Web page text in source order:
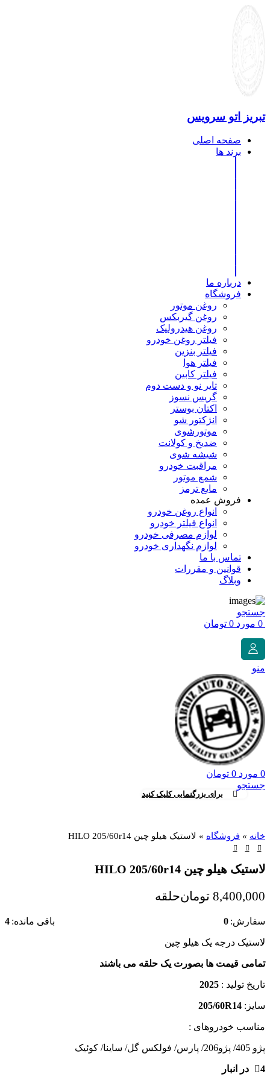
تبریز اتو سرویس
صفحه اصلی
برند ها
درباره ما
فروشگاه
روغن موتور
روغن گیربکس
روغن هیدرولیک
فیلتر روغن خودرو
فیلتر بنزین
فیلتر هوا
فیلتر کابین
تایر نو و دست دوم
گریس نسوز
اکتان بوستر
انژکتور شو
موتورشوی
ضدیخ و کولانت
شیشه شوی
مراقبت خودرو
شمع موتور
مایع ترمز
فروش عمده
انواع روغن خودرو
انواع فیلتر خودرو
لوازم مصرفی خودرو
لوازم نگهداری خودرو
تماس با ما
قوانین و مقررات
وبلاگ
جستجو
0 مورد 0 تومان
منو
0 مورد 0 تومان
جستجو
برای بزرگنمایی کلیک کنید
خانه » فروشگاه » لاستیک هیلو چین HILO 205/60r14
لاستیک هیلو چین HILO 205/60r14
8,400,000 تومانحلقه
سفارش: 0 باقی مانده: 4
لاستیک درجه یک هیلو چین
تمامی قیمت ها بصورت یک حلقه می باشند
تاریخ تولید : 2025
سایز: 205/60R14
مناسب خودروهای :
پژو 405/ پژو206/ پارس/ فولکس گل/ ساینا/ کوئیک
4 در انبار